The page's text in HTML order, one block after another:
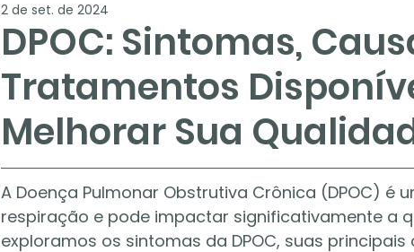
DPOC: Sintomas,
Tratamentos
Melhorar Sua
2 de set. de 2024
A Doença Pulmonar Obstrutiva Crônica (DPOC) é
respiração e pode impactar significativamente a
exploramos os sintomas da DPOC, suas